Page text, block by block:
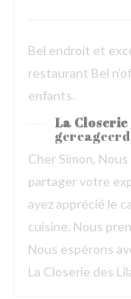
Bel endroit et
restaurant Bel
enfants.
La Closerie
gereageerd
Cher Simon,
partager votre
ayez apprécié le
cuisine. Nous
Nous espérons
La Closerie des